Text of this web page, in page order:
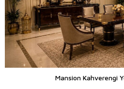
Mansion Kahverengi